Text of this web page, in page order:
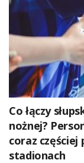
Co łączy
nożnej?
coraz częściej
stadionach